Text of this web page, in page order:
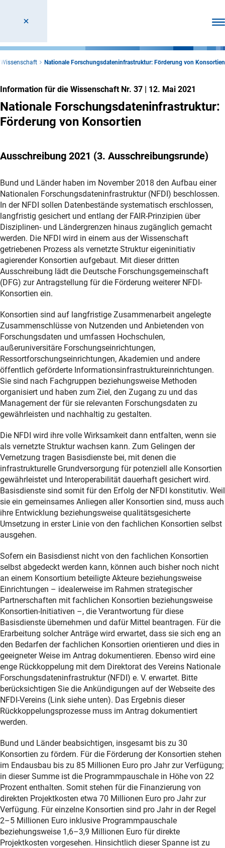
Nationale Forschungsdateninfrastruktur: Förderung von Konsortien
Information für die Wissenschaft Nr. 37 | 12. Mai 2021
Nationale Forschungsdateninfrastruktur:
Förderung von Konsortien
Ausschreibung 2021 (3. Ausschreibungsrunde)
Bund und Länder haben im November 2018 den Aufbau einer
Nationalen Forschungsdateninfrastruktur (NFDI) beschlossen.
In der NFDI sollen Datenbestände systematisch erschlossen,
langfristig gesichert und entlang der FAIR-Prinzipien über
Disziplinen- und Ländergrenzen hinaus zugänglich gemacht
werden. Die NFDI wird in einem aus der Wissenschaft
getriebenen Prozess als vernetzte Struktur eigeninitiativ
agierender Konsortien aufgebaut. Mit dieser dritten
Ausschreibung lädt die Deutsche Forschungsgemeinschaft
(DFG) zur Antragstellung für die Förderung weiterer NFDI-
Konsortien ein.
Konsortien sind auf langfristige Zusammenarbeit angelegte
Zusammenschlüsse von Nutzenden und Anbietenden von
Forschungsdaten und umfassen Hochschulen,
außeruniversitäre Forschungseinrichtungen,
Ressortforschungseinrichtungen, Akademien und andere
öffentlich geförderte Informationsinfrastruktureinrichtungen.
Sie sind nach Fachgruppen beziehungsweise Methoden
organisiert und haben zum Ziel, den Zugang zu und das
Management der für sie relevanten Forschungsdaten zu
gewährleisten und nachhaltig zu gestalten.
Die NFDI wird ihre volle Wirksamkeit dann entfalten, wenn sie
als vernetzte Struktur wachsen kann. Zum Gelingen der
Vernetzung tragen Basisdienste bei, mit denen die
infrastrukturelle Grundversorgung für potenziell alle Konsortien
gewährleistet und Interoperabilität dauerhaft gesichert wird.
Basisdienste sind somit für den Erfolg der NFDI konstitutiv. Weil
sie ein gemeinsames Anliegen aller Konsortien sind, muss auch
ihre Entwicklung beziehungsweise qualitätsgesicherte
Umsetzung in erster Linie von den fachlichen Konsortien selbst
ausgehen.
Sofern ein Basisdienst nicht von den fachlichen Konsortien
selbst abgedeckt werden kann, können auch bisher noch nicht
an einem Konsortium beteiligte Akteure beziehungsweise
Einrichtungen – idealerweise im Rahmen strategischer
Partnerschaften mit fachlichen Konsortien beziehungsweise
Konsortien-Initiativen –, die Verantwortung für diese
Basisdienste übernehmen und dafür Mittel beantragen. Für die
Erarbeitung solcher Anträge wird erwartet, dass sie sich eng an
den Bedarfen der fachlichen Konsortien orientieren und dies in
geeigneter Weise im Antrag dokumentieren. Ebenso wird eine
enge Rückkoppelung mit dem Direktorat des Vereins Nationale
Forschungsdateninfrastruktur (NFDI) e. V. erwartet. Bitte
berücksichtigen Sie die Ankündigungen auf der Webseite des
NFDI-Vereins (Link siehe unten). Das Ergebnis dieser
Rückkoppelungsprozesse muss im Antrag dokumentiert
werden.
Bund und Länder beabsichtigen, insgesamt bis zu 30
Konsortien zu fördern. Für die Förderung der Konsortien stehen
im Endausbau bis zu 85 Millionen Euro pro Jahr zur Verfügung;
in dieser Summe ist die Programmpauschale in Höhe von 22
Prozent enthalten. Somit stehen für die Finanzierung von
direkten Projektkosten etwa 70 Millionen Euro pro Jahr zur
Verfügung. Für einzelne Konsortien sind pro Jahr in der Regel
2–5 Millionen Euro inklusive Programmpauschale
beziehungsweise 1,6–3,9 Millionen Euro für direkte
Projektkosten vorgesehen. Hinsichtlich dieser Spanne ist zu